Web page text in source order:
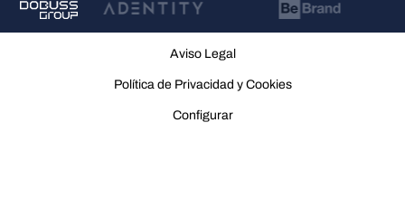
Aviso Legal
Política de Privacidad y Cookies
Configurar